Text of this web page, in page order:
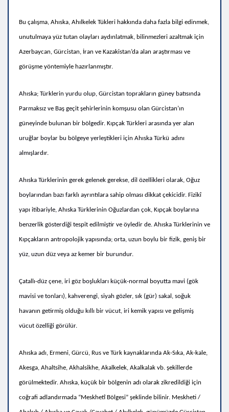
Bu çalışma, Ahıska, Ahılkelek Tükleri hakkında daha fazla bilgi edinmek,
unutulmaya yüz tutan olayları aydınlatmak, bilinmezleri azaltmak için
Azerbaycan, Gürcistan, İran ve Kazakistan’da alan araştırması ve
görüşme yöntemiyle hazırlanmıştır.
Ahıska; Türklerin yurdu olup, Gürcistan toprakların güney batısında
Parmaksız ve Baş geçit şehirlerinin komşusu olan Gürcistan’ın
güneyinde bulunan bir bölgedir. Kıpçak Türkleri arasında yer alan
uruğlar boylar bu bölgeye yerleştikleri için Ahıska Türkü adını
almışlardır.
Ahıska Türklerinin gerek gelenek gerekse, dil özellikleri olarak, Oğuz
boylarından bazı farklı ayrıntılara sahip olması dikkat çekicidir. Fizikî
yapı itibariyle, Ahıska Türklerinin Oğuzlardan çok, Kıpçak boylarına
benzerlik gösterdiği tespit edilmiştir ve öyledir de. Ahıska Türklerinin ve
Kıpçakların antropolojik yapısında; orta, uzun boylu bir fizik, geniş bir
yüz, uzun düz veya az kemer bir burundur.
Çatallı-düz çene, iri göz boşlukları küçük-normal boyutta mavi (gök
mavisi ve tonları), kahverengi, siyah gözler, sık (gür) sakal, soğuk
havanın getirmiş olduğu kıllı bir vücut, iri kemik yapısı ve gelişmiş
vücut özelliği görülür.
Ahıska adı, Ermeni, Gürcü, Rus ve Türk kaynaklarında Ak-Sıka, Ak-kale,
Akesga, Ahaltsihe, Akhalsikhe, Akalkelek, Akalkalak vb. şekillerde
görülmektedir. Ahıska, küçük bir bölgenin adı olarak zikredildiği için
coğrafi adlandırmada “Meskhetî Bölgesi” şeklinde bilinir. Meskheti /